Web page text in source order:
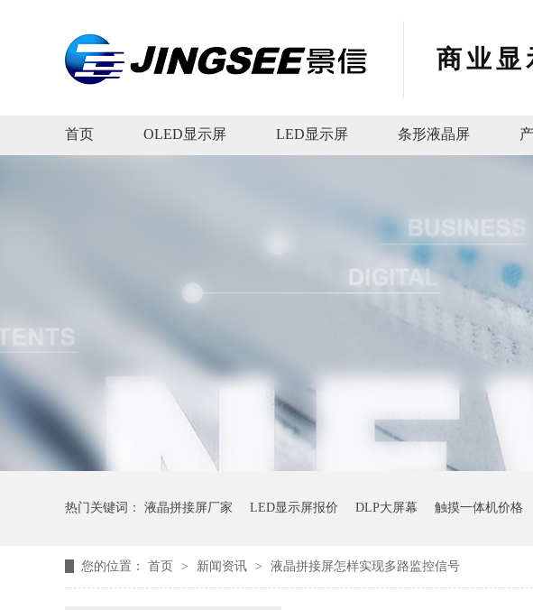
商业显
首页 OLED显示屏 LED显示屏 条形液晶屏
热门关键词： 液晶拼接屏厂家 LED显示屏报价 DLP大屏幕 触摸一体机价格
您的位置： 首页 > 新闻资讯 > 液晶拼接屏怎样实现多路监控信号